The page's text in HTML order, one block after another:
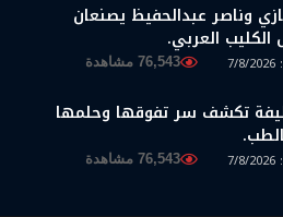
وناصر عبدالحفيظ يصنعان
العربي.
76,543 مشاهدة
تكشف سر تفوقها وحلمها
76,543 مشاهدة